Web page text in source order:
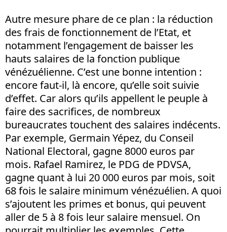
Autre mesure phare de ce plan : la réduction
des frais de fonctionnement de l’Etat, et
notamment l’engagement de baisser les
hauts salaires de la fonction publique
vénézuélienne. C’est une bonne intention :
encore faut-il, là encore, qu’elle soit suivie
d’effet. Car alors qu’ils appellent le peuple à
faire des sacrifices, de nombreux
bureaucrates touchent des salaires indécents.
Par exemple, Germain Yépez, du Conseil
National Electoral, gagne 8000 euros par
mois. Rafael Ramirez, le PDG de PDVSA,
gagne quant à lui 20 000 euros par mois, soit
68 fois le salaire minimum vénézuélien. A quoi
s’ajoutent les primes et bonus, qui peuvent
aller de 5 à 8 fois leur salaire mensuel. On